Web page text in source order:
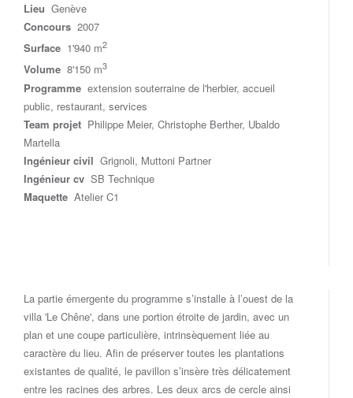
Lieu Genève
Concours 2007
Surface 1'940 m2
Volume 8'150 m3
Programme extension souterraine de l'herbier, accueil
public, restaurant, services
Team projet Philippe Meier, Christophe Berther, Ubaldo
Martella
Ingénieur civil Grignoli, Muttoni Partner
Ingénieur cv SB Technique
Maquette Atelier C1
La partie émergente du programme s’installe à l’ouest de la
villa 'Le Chêne', dans une portion étroite de jardin, avec un
plan et une coupe particulière, intrinsèquement liée au
caractère du lieu. Afin de préserver toutes les plantations
existantes de qualité, le pavillon s’insère très délicatement
entre les racines des arbres. Les deux arcs de cercle ainsi